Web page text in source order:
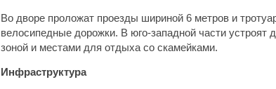
Во дворе проложат проезды шириной 6 метров и
велосипедные дорожки. В юго-западной части устроят
зоной и местами для отдыха со скамейками.
Инфраструктура